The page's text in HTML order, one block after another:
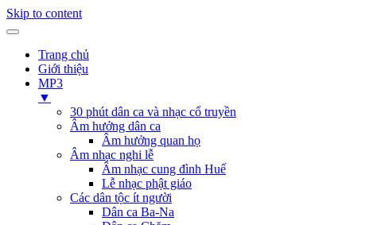
Skip to content
Trang chủ
Giới thiệu
MP3
▼
30 phút dân ca và nhạc cổ truyền
Âm hưởng dân ca
Âm hưởng quan họ
Âm nhạc nghi lễ
Âm nhạc cung đình Huế
Lễ nhạc phật giáo
Các dân tộc ít người
Dân ca Ba-Na